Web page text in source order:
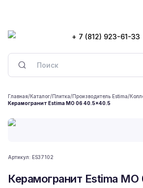
+ 7 (812) 923-61-33
Главная/Каталог/Плитка/Производитель Estima/
Керамогранит Estima MO 06 40.5x40.5
Артикул: ES37102
Керамогранит Estima